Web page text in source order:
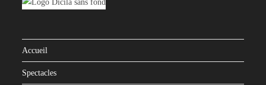
Accueil
Spectacles